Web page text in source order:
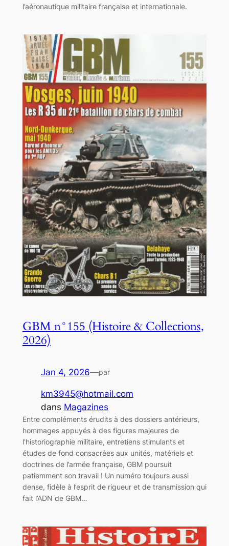
l’aéronautique militaire française et internationale.
GBM n°155 (Histoire & Collections,
2026)
Jan 4, 2026—par
km3945@hotmail.com
dans Magazines
Entre compléments érudits à des dossiers antérieurs,
hommages appuyés à des figures majeures de
l’historiographie militaire, entretiens stimulants et
études de fond consacrées aux unités, matériels et
doctrines de l’armée française, GBM poursuit
patiemment son travail ! Un numéro toujours aussi
dense, fidèle à l’esprit de rigueur et de transmission qui
fait l’ADN de GBM…